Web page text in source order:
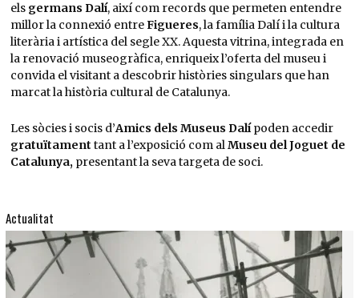
els germans Dalí, així com records que permeten entendre
millor la connexió entreFigueres, la família Dalí i la cultura
literària i artística del segle XX. Aquesta vitrina, integrada en
la renovació museogràfica, enriqueix l’oferta del museu i
convida el visitant a descobrir històries singulars que han
marcat la història cultural de Catalunya.
Les sòcies i socis d’Amics dels Museus Dalí poden accedir
gratuïtament tant a l’exposició com alMuseu del Joguet de
Catalunya,presentant la seva targeta de soci.
Actualitat